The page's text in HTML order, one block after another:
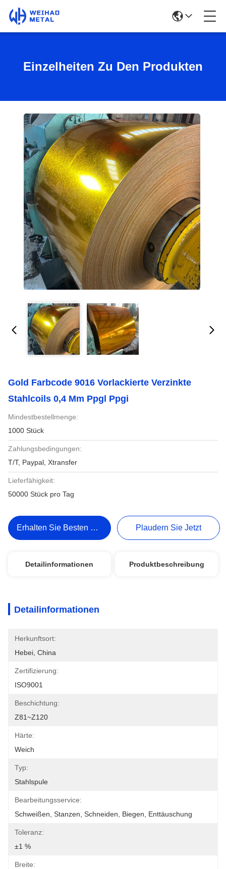
Einzelheiten Zu Den Produkten
Gold Farbcode 9016 Vorlackierte Verzinkte
Stahlcoils 0,4 Mm Ppgl Ppgi
Mindestbestellmenge:
1000 Stück
Zahlungsbedingungen:
T/T, Paypal, Xtransfer
Lieferfähigkeit:
50000 Stück pro Tag
Erhalten Sie Besten Preis Plaudern Sie Jetzt
Detailinformationen Produktbeschreibung
Detailinformationen
Herkunftsort:
Hebei, China
Zertifizierung:
ISO9001
Beschichtung:
Z81~Z120
Härte:
Weich
Typ:
Stahlspule
Bearbeitungsservice:
Schweißen, Stanzen, Schneiden, Biegen, Enttäuschung
Toleranz:
±1 %
Breite: